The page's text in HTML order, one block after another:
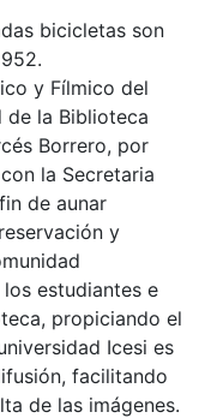
bicicletas son
y Fílmico del
de la Biblioteca
Borrero, por
la Secretaria
de aunar
y
estudiantes e
propiciando el
Icesi es
facilitando
de las imágenes.